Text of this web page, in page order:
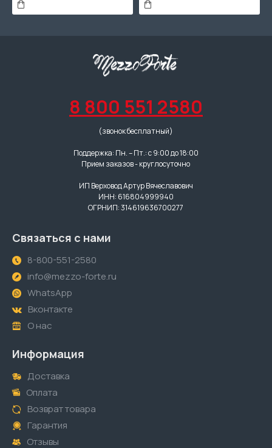
8 800 551 2580
(звонок бесплатный)
Поддержка: Пн. – Пт.: с 9:00 до 18:00
Прием заказов - круглосуточно
ИП Верховод Артур Вячеславович
ИНН: 616804999940
ОГРНИП: 314619636700277
Связаться с нами
8-800-551-2580
info@mezzo-forte.ru
WhatsApp
Вконтакте
О нас
Информация
Доставка
Оплата
Возврат товара
Гарантия
Отзывы